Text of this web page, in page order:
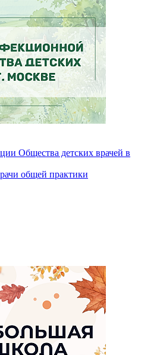
Общества детских врачей в
общей практики